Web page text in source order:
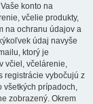
konto na
včelie produkty,
na ochranu údajov a
údaj navyše
ktorý je
včiel, včelárenie,
registrácie vybočujú z
všetkých prípadoch,
zobrazený. Okrem